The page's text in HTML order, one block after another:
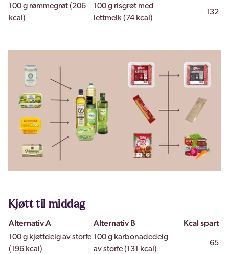
100 g rømmegrøt (206
kcal)
100 g risgrøt med
lettmelk (74 kcal)
132
Kjøtt til middag
Alternativ A Alternativ B Kcal spart
100 g kjøttdeig av storfe
(196 kcal)
100 g karbonadedeig
av storfe (131 kcal)
65